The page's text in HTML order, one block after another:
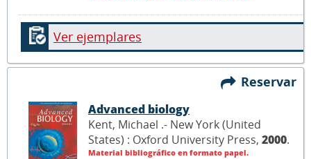
Ver ejemplares
Reservar
Advanced biology
Kent, Michael .- New York (United
States) : Oxford University Press, 2000.
Material bibliográfico en formato papel.